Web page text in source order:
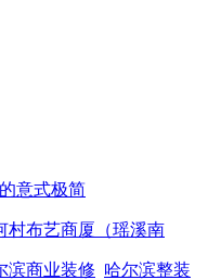
意式极简
村布艺商厦（瑶溪南
滨商业装修 哈尔滨整装